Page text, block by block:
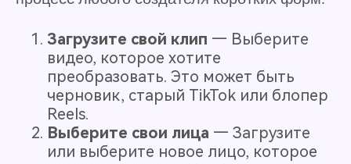
Загрузите свой клип — Выберите
видео, которое хотите
преобразовать. Это может быть
черновик, старый TikTok или блопер
Reels.
Выберите свои лица — Загрузите
или выберите новое лицо, которое